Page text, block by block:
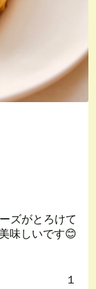
ズがとろけて
味しいです😊
１